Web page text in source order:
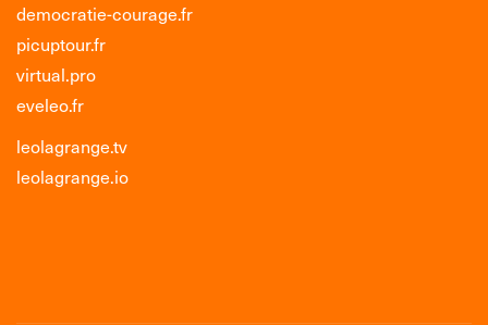
democratie-courage.fr
picuptour.fr
virtual.pro
eveleo.fr
leolagrange.tv
leolagrange.io